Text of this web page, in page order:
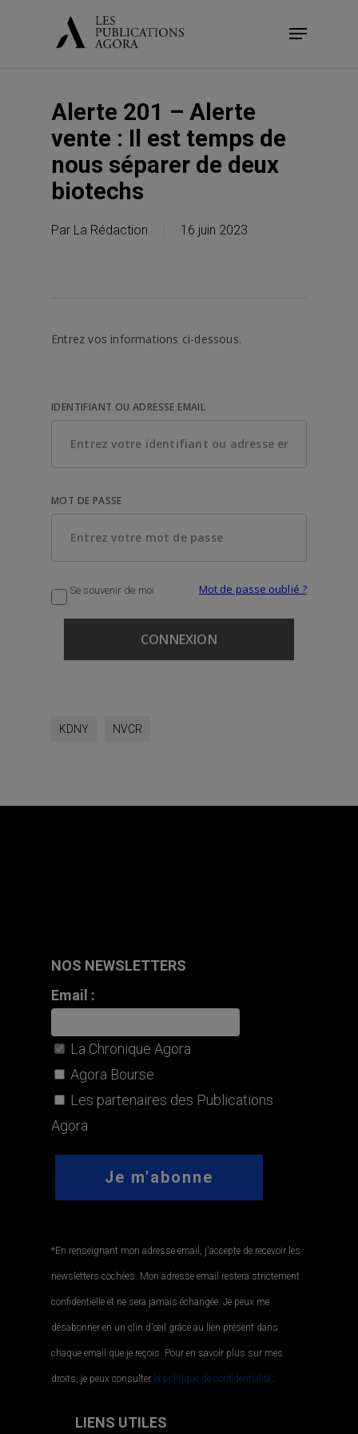
Menu
Alerte 201 – Alerte
vente : Il est temps de
nous séparer de deux
biotechs
Par La Rédaction 16 juin 2023
Entrez vos informations ci-dessous.
IDENTIFIANT OU ADRESSE EMAIL
MOT DE PASSE
Se souvenir de moi Mot de passe oublié ?
KDNY NVCR
NOS NEWSLETTERS
Email :
La Chronique Agora
Agora Bourse
Les partenaires des Publications
Agora
*En renseignant mon adresse email, j'accepte de recevoir les
newsletters cochées. Mon adresse email restera strictement
confidentielle et ne sera jamais échangée. Je peux me
désabonner en un clin d'œil grâce au lien présent dans
chaque email que je reçois. Pour en savoir plus sur mes
droits, je peux consulter la politique de confidentialité..
LIENS UTILES